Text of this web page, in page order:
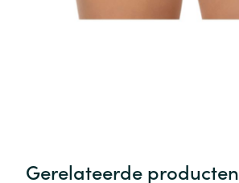
Gerelateerde producten